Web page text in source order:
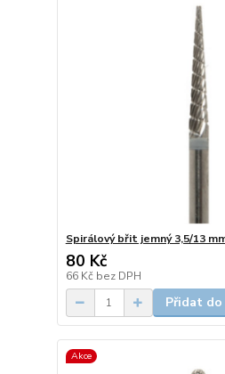
Spirálový břit jemný 3,5/13
80 Kč
66 Kč bez DPH
Přidat do
Akce